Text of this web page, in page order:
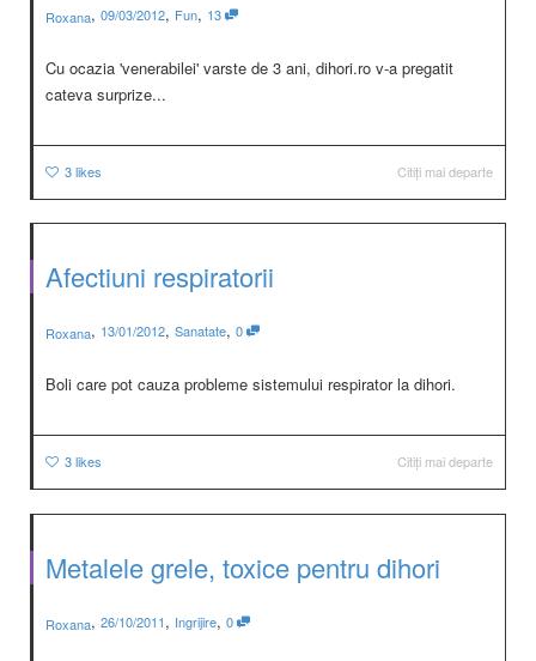
Roxana, 09/03/2012, Fun, 13
Cu ocazia 'venerabilei' varste de 3 ani, dihori.ro v-a pregatit
cateva surprize...
3likes Citiți mai departe
Afectiuni respiratorii
Roxana, 13/01/2012, Sanatate, 0
Boli care pot cauza probleme sistemului respirator la dihori.
3likes Citiți mai departe
Metalele grele, toxice pentru dihori
Roxana, 26/10/2011, Ingrijire, 0